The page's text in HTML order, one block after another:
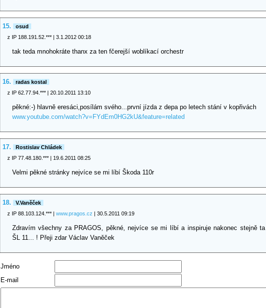
15.
osud
z IP 188.191.52.***| 3.1.2012 00:18
tak teda mnohokráte thanx za ten fčerejší woblíkací orchestr
16.
radas kostal
z IP 62.77.94.***| 20.10.2011 13:10
pěkné:-) hlavně eresáci,posílám svého...první jízda z depa po letech stání v kopřivách
www.youtube.com/watch?v=FYdEm0HG2kU&feature=related
17.
Rostislav Chládek
z IP 77.48.180.***| 19.6.2011 08:25
Velmi pěkné stránky nejvíce se mi líbí Škoda 110r
18.
V.Vaněček
z IP 88.103.124.***| www.pragos.cz | 30.5.2011 09:19
Zdravím všechny za PRAGOS, pěkné, nejvíce se mi líbí a inspiruje nakonec stejně ta
ŠL 11... ! Přeji zdar Václav Vaněček
Jméno
E-mail